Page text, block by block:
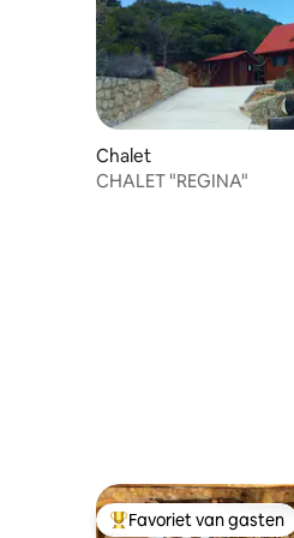
Chalet
CHALET "REGINA"
Topfavoriet van gasten
Favoriet van gasten